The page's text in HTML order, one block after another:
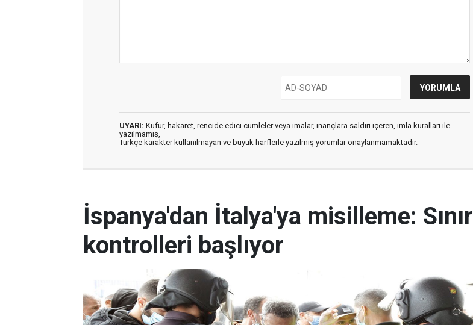
UYARI: Küfür, hakaret, rencide edici cümleler veya imalar, inançlara saldırı içeren, imla kuralları ile
yazılmamış,
Türkçe karakter kullanılmayan ve büyük harflerle yazılmış yorumlar onaylanmamaktadır.
İspanya'dan İtalya'ya misilleme: Sınır
kontrolleri başlıyor